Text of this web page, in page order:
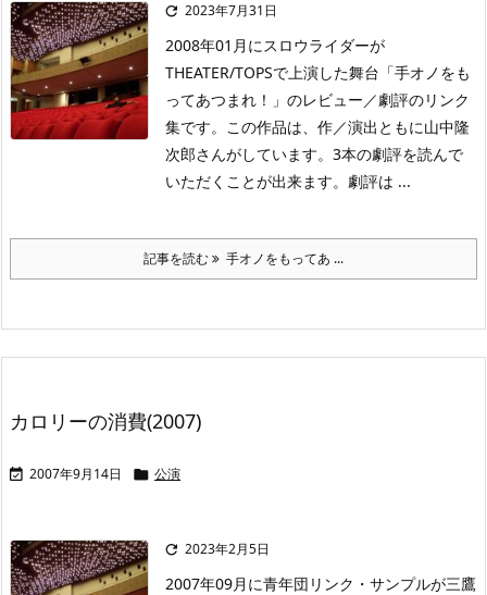
 2023年7月31日
2008年01月にスロウライダーが
THEATER/TOPSで上演した舞台「手オノをも
ってあつまれ！」のレビュー／劇評のリンク
集です。この作品は、作／演出ともに山中隆
次郎さんがしています。3本の劇評を読んで
いただくことが出来ます。劇評は ...
記事を読む 手オノをもってあ ...
カロリーの消費(2007)
 2007年9月14日  公演
 2023年2月5日
2007年09月に青年団リンク・サンプルが三鷹